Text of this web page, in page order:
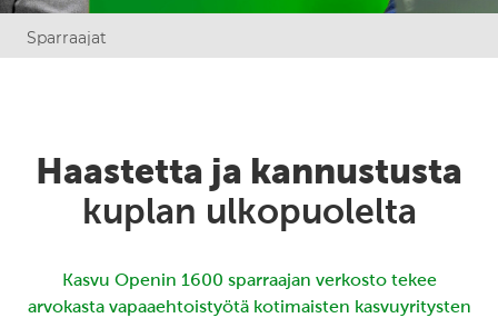
Sparraajat
Haastetta ja kannustusta
kuplan ulkopuolelta
Kasvu Openin 1600 sparraajan verkosto tekee
arvokasta vapaaehtoistyötä kotimaisten kasvuyritysten